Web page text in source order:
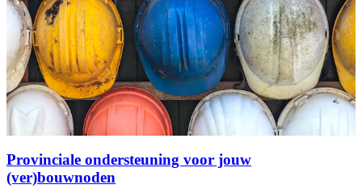
Provinciale ondersteuning voor jouw
(ver)bouwnoden